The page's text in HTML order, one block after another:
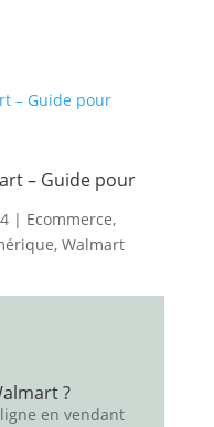
– Guide pour
| Ecommerce,
, Walmart
?
en vendant